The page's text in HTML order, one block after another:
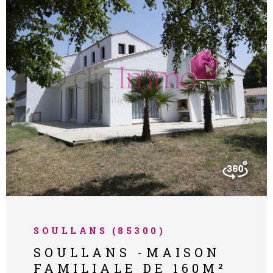
NOS
NOS AVIS
CONTACT
SOULLANS (85300)
SOULLANS -MAISON
FAMILIALE DE 160M²
VOIR LE BIEN